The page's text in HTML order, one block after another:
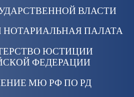
ВЛАСТИ
НОТАРИАЛЬНАЯ ПАЛАТА
ЮСТИЦИИ
ФЕДЕРАЦИИ
МЮ РФ ПО РД